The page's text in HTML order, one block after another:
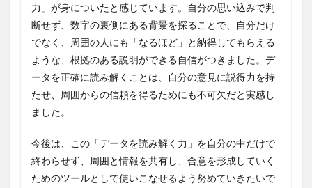
力」が身についたと感じています。自分の思い込みで判
断せず、数字の裏側にある背景を探ることで、自分だけ
でなく、周囲の人にも「なるほど」と納得してもらえる
ような、根拠のある説明ができる自信がつきました。デ
ータを正確に読み解くことは、自分の意見に説得力を持
たせ、周囲からの信頼を得るためにも不可欠だと実感し
ました。
今後は、この「データを読み解く力」を自分の中だけで
終わらせず、周囲と情報を共有し、合意を形成していく
ためのツールとして使いこなせるよう努めていきたいで